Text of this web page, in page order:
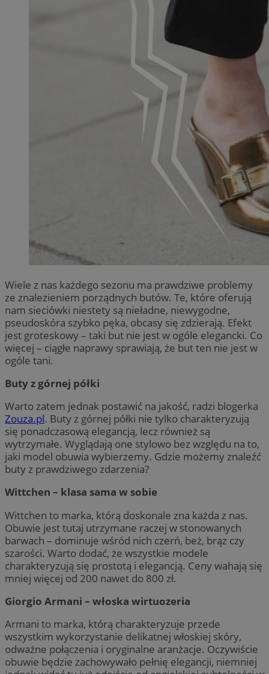
Wiele z nas każdego sezonu ma prawdziwe problemy
ze znalezieniem porządnych butów. Te, które oferują
nam sieciówki niestety są nieładne, niewygodne,
pseudoskóra szybko pęka, obcasy się zdzierają. Efekt
jest groteskowy – taki but nie jest w ogóle elegancki. Co
więcej – ciągłe naprawy sprawiają, że but ten nie jest w
ogóle tani.
Buty z górnej półki
Warto zatem jednak postawić na jakość, radzi blogerka
Zouza.pl. Buty z górnej półki nie tylko charakteryzują
się ponadczasową elegancją, lecz również są
wytrzymałe. Wyglądają one stylowo bez względu na to,
jaki model obuwia wybierzemy. Gdzie możemy znaleźć
buty z prawdziwego zdarzenia?
Wittchen – klasa sama w sobie
Wittchen to marka, którą doskonale zna każda z nas.
Obuwie jest tutaj utrzymane raczej w stonowanych
barwach – dominuje wśród nich czerń, beż, brąz czy
szarości. Warto dodać, że wszystkie modele
charakteryzują się prostotą i elegancją. Ceny wahają się
mniej więcej od 200 nawet do 800 zł.
Giorgio Armani – włoska wirtuozeria
Armani to marka, którą charakteryzuje przede
wszystkim wykorzystanie delikatnej włoskiej skóry,
odważne połączenia i oryginalne aranżacje. Oczywiście
obuwie będzie zachowywało pełnię elegancji, niemniej